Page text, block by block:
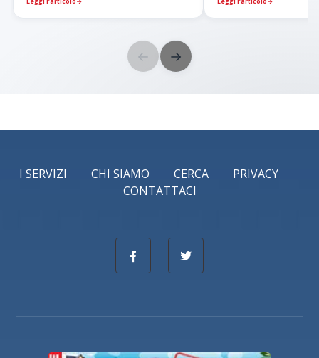
Leggi l’articolo→ Leggi l’articolo→
← →
I SERVIZI CHI SIAMO CERCA
PRIVACY
CONTATTACI